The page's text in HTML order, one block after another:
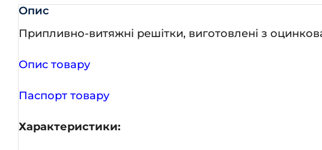
Опис
Припливно-витяжні решітки, виготовлені з
Опис товару
Паспорт товару
Характеристики: